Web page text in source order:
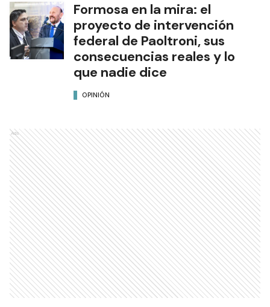
Formosa en la mira: el
proyecto de intervención
federal de Paoltroni, sus
consecuencias reales y lo
que nadie dice
OPINIÓN
Ads